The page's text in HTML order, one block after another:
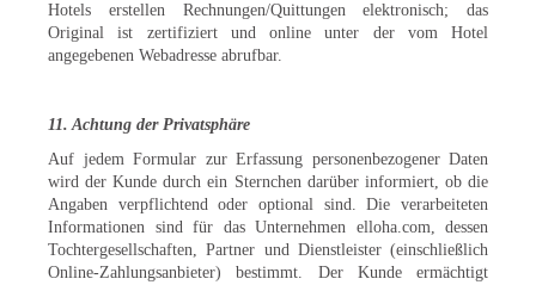
Hotels erstellen Rechnungen/Quittungen elektronisch; das
Original ist zertifiziert und online unter der vom Hotel
angegebenen Webadresse abrufbar.
11. Achtung der Privatsphäre
Auf jedem Formular zur Erfassung personenbezogener Daten
wird der Kunde durch ein Sternchen darüber informiert, ob die
Angaben verpflichtend oder optional sind. Die verarbeiteten
Informationen sind für das Unternehmen elloha.com, dessen
Tochtergesellschaften, Partner und Dienstleister (einschließlich
Online-Zahlungsanbieter) bestimmt. Der Kunde ermächtigt